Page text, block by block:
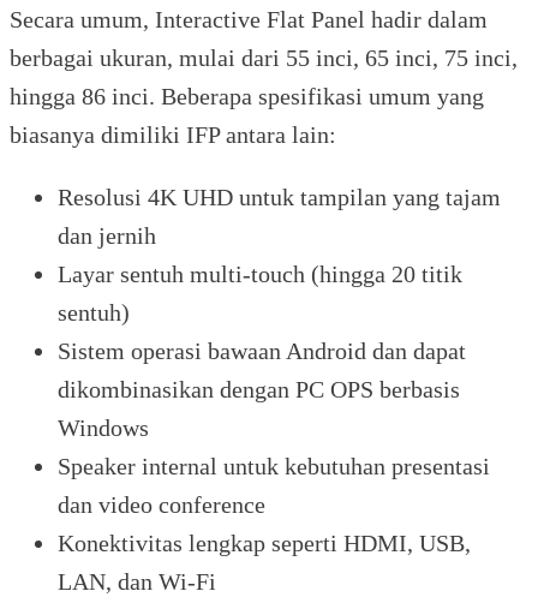
Secara umum, Interactive Flat Panel hadir dalam
berbagai ukuran, mulai dari 55 inci, 65 inci, 75 inci,
hingga 86 inci. Beberapa spesifikasi umum yang
biasanya dimiliki IFP antara lain:
Resolusi 4K UHD untuk tampilan yang tajam
dan jernih
Layar sentuh multi-touch (hingga 20 titik
sentuh)
Sistem operasi bawaan Android dan dapat
dikombinasikan dengan PC OPS berbasis
Windows
Speaker internal untuk kebutuhan presentasi
dan video conference
Konektivitas lengkap seperti HDMI, USB,
LAN, dan Wi-Fi